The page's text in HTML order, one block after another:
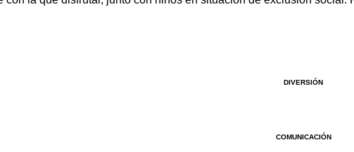
DIVERSIÓN
COMUNICACIÓN